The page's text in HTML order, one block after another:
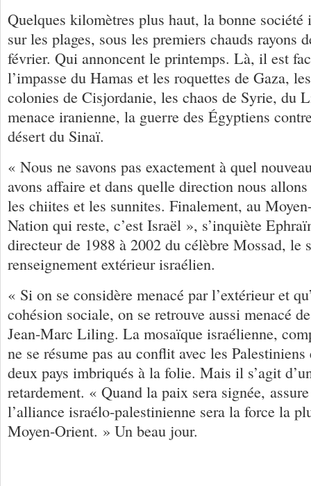
Quelques kilomètres plus haut, la bonne société
sur les plages, sous les premiers chauds rayons
février. Qui annoncent le printemps. Là, il est
l’impasse du Hamas et les roquettes de Gaza,
colonies de Cisjordanie, les chaos de Syrie, du
menace iranienne, la guerre des Égyptiens
désert du Sinaï.
« Nous ne savons pas exactement à quel
avons affaire et dans quelle direction nous
les chiites et les sunnites. Finalement, au
Nation qui reste, c’est Israël », s’inquiète
directeur de 1988 à 2002 du célèbre Mossad, le
renseignement extérieur israélien.
« Si on se considère menacé par l’extérieur et
cohésion sociale, on se retrouve aussi menacé
Jean-Marc Liling. La mosaïque israélienne,
ne se résume pas au conflit avec les
deux pays imbriqués à la folie. Mais il s’agit
retardement. « Quand la paix sera signée,
l’alliance israélo-palestinienne sera la force la
Moyen-Orient. » Un beau jour.